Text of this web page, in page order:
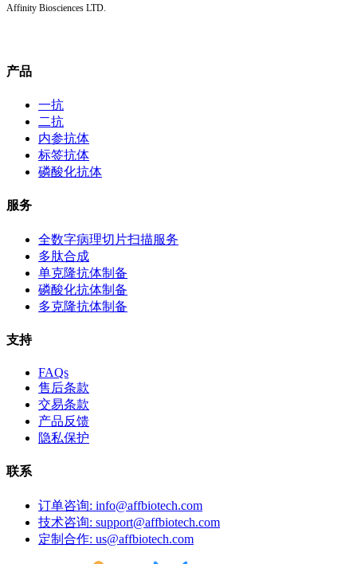
Affinity Biosciences LTD.
产品
一抗
二抗
内参抗体
标签抗体
磷酸化抗体
服务
全数字病理切片扫描服务
多肽合成
单克隆抗体制备
磷酸化抗体制备
多克隆抗体制备
支持
FAQs
售后条款
交易条款
产品反馈
隐私保护
联系
订单咨询: info@affbiotech.com
技术咨询: support@affbiotech.com
定制合作: us@affbiotech.com